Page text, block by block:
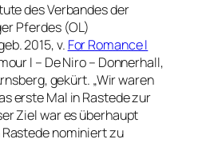
des Verbandes der
Pferdes (OL)
2015, v. For Romance I
I – De Niro – Donnerhall,
gekürt. „Wir waren
erste Mal in Rastede zur
Ziel war es überhaupt
nominiert zu